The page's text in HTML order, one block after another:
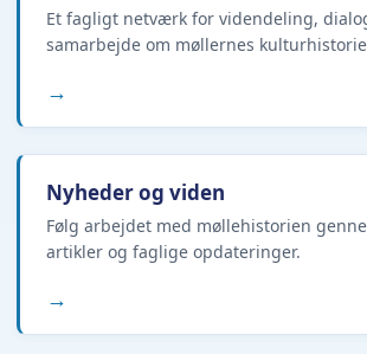
Et fagligt netværk for videndeling,
samarbejde om møllernes
→
Nyheder og viden
Følg arbejdet med møllehistorien
artikler og faglige opdateringer.
→